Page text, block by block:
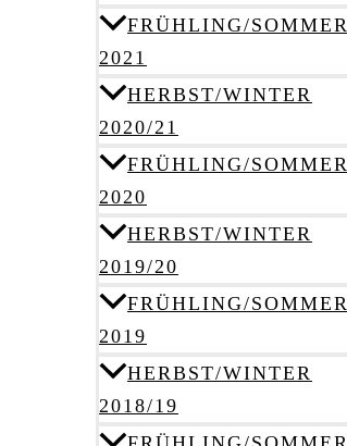
FRÜHLING/SOMMER
2021
HERBST/WINTER
2020/21
FRÜHLING/SOMMER
2020
HERBST/WINTER
2019/20
FRÜHLING/SOMMER
2019
HERBST/WINTER
2018/19